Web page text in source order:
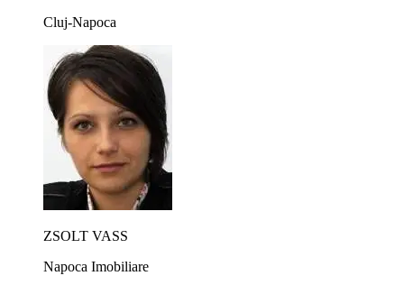
Cluj-Napoca
ZSOLT VASS
Napoca Imobiliare